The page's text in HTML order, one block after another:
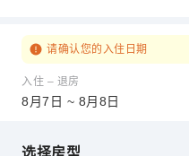
请确认您的入住日期
入住 – 退房
8月7日 ~ 8月8日
选择房型